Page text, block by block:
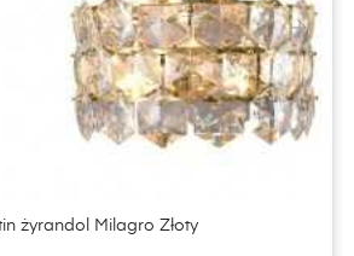
żyrandol Milagro Złoty
›